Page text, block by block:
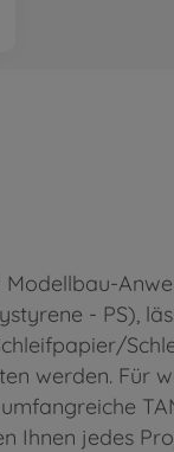
- PS),
werden. Für
Ihnen jedes